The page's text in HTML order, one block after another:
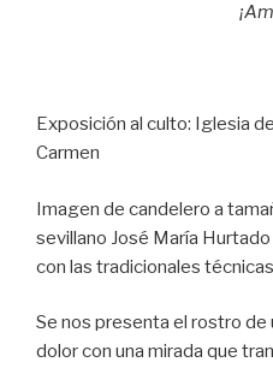
Exposición al culto: Iglesia
Carmen
Imagen de candelero a
sevillano José María
con las tradicionales
Se nos presenta el rostro de
dolor con una mirada que